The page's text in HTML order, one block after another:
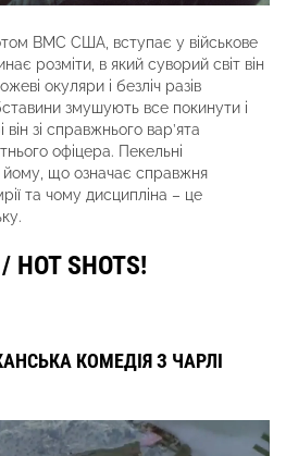
ВМС США, вступає у військове
розміти, в який суворий світ він
окуляри і безліч разів
змушують все покинути і
зі справжнього вар’ята
офіцера. Пекельні
йому, що означає справжня
та чому дисципліна – це
SHOTS!
КОМЕДІЯ З ЧАРЛІ